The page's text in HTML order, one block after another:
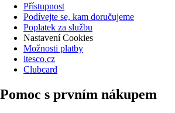
Přístupnost
Podívejte se, kam doručujeme
Poplatek za službu
Nastavení Cookies
Možnosti platby
itesco.cz
Clubcard
Pomoc s prvním nákupem